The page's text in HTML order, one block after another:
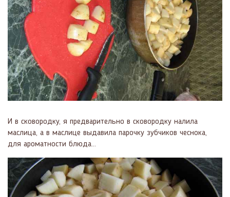
И в сковородку, я предварительно в сковородку налила
маслица, а в маслице выдавила парочку зубчиков чеснока,
для ароматности блюда...